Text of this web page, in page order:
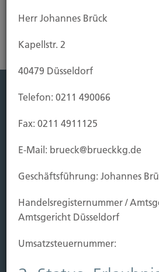
Leben
Vorsorgen
Kauf Grundstück
Baubeginn
Schaden
Herr Johannes Brück
Kapellstr. 2
40479 Düsseldorf
Telefon: 0211 490066
Fax: 0211 4911125
E-Mail: brueck@brueckkg.de
Geschäftsführung: Johannes
Handels­registernummer /
Amtsgericht Düsseldorf
Umsatzsteuer­nummer: